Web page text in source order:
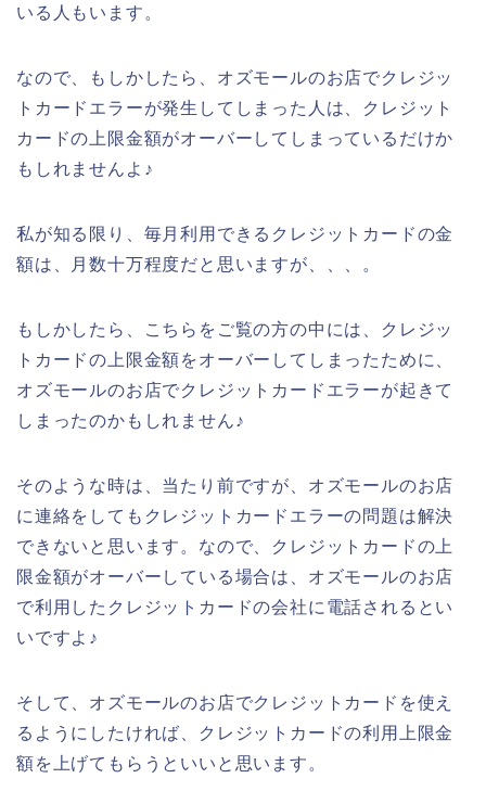
いる人もいます。
なので、もしかしたら、オズモールのお店でクレジッ
トカードエラーが発生してしまった人は、クレジット
カードの上限金額がオーバーしてしまっているだけか
もしれませんよ♪
私が知る限り、毎月利用できるクレジットカードの金
額は、月数十万程度だと思いますが、、、。
もしかしたら、こちらをご覧の方の中には、クレジッ
トカードの上限金額をオーバーしてしまったために、
オズモールのお店でクレジットカードエラーが起きて
しまったのかもしれません♪
そのような時は、当たり前ですが、オズモールのお店
に連絡をしてもクレジットカードエラーの問題は解決
できないと思います。なので、クレジットカードの上
限金額がオーバーしている場合は、オズモールのお店
で利用したクレジットカードの会社に電話されるとい
いですよ♪
そして、オズモールのお店でクレジットカードを使え
るようにしたければ、クレジットカードの利用上限金
額を上げてもらうといいと思います。